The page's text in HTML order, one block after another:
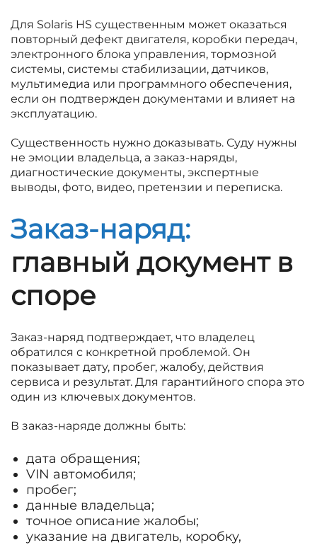
Для Solaris HS существенным может оказаться
повторный дефект двигателя, коробки передач,
электронного блока управления, тормозной
системы, системы стабилизации, датчиков,
мультимедиа или программного обеспечения,
если он подтвержден документами и влияет на
эксплуатацию.
Существенность нужно доказывать. Суду нужны
не эмоции владельца, а заказ-наряды,
диагностические документы, экспертные
выводы, фото, видео, претензии и переписка.
Заказ-наряд:
главный документ в
споре
Заказ-наряд подтверждает, что владелец
обратился с конкретной проблемой. Он
показывает дату, пробег, жалобу, действия
сервиса и результат. Для гарантийного спора это
один из ключевых документов.
В заказ-наряде должны быть:
дата обращения;
VIN автомобиля;
пробег;
данные владельца;
точное описание жалобы;
указание на двигатель, коробку,